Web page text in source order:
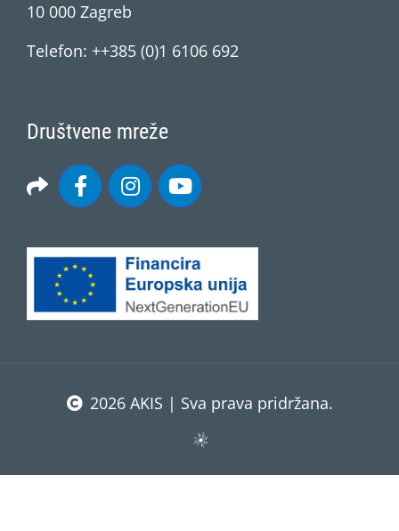
10 000 Zagreb
Telefon: ++385 (0)1 6106 692
Društvene mreže
2026 AKIS | Sva prava pridržana.